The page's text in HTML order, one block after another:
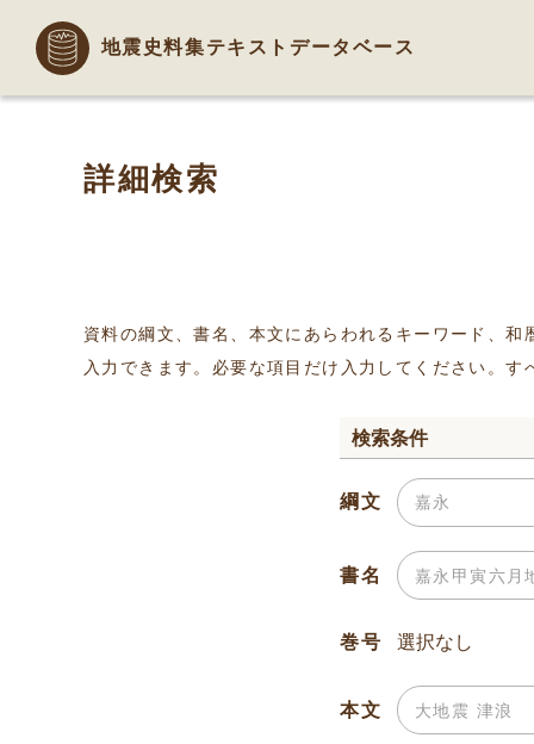
地震史料集テキストデータベース
詳細検索
資料の綱文、書名、本文にあらわれるキーワード、
入力できます。必要な項目だけ入力してください。
検索条件
綱文
書名
巻号
本文